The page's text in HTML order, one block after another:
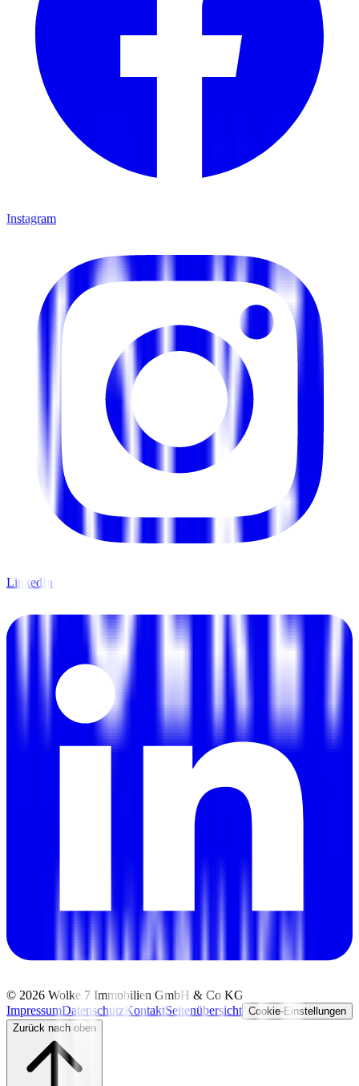
Instagram
LinkedIn
© 2026 Wolke 7 Immobilien GmbH & Co KG
ImpressumDatenschutzKontaktSeitenübersicht Cookie-Einstellungen
Zurück nach oben